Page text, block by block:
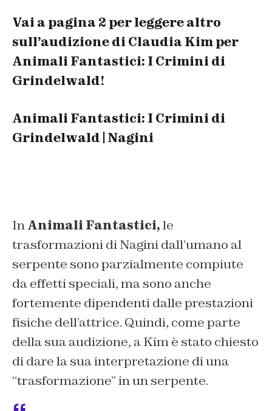
Vai a pagina 2 per leggere altro
sull’audizione di Claudia Kim per
Animali Fantastici: I Crimini di
Grindelwald!
Animali Fantastici: I Crimini di
Grindelwald | Nagini
InAnimali Fantastici,le
trasformazioni di Nagini dall’umano al
serpente sono parzialmente compiute
da effetti speciali, ma sono anche
fortemente dipendenti dalle prestazioni
fisiche dell’attrice. Quindi, come parte
della sua audizione, a Kim è stato chiesto
di dare la sua interpretazione di una
“trasformazione” in un serpente.